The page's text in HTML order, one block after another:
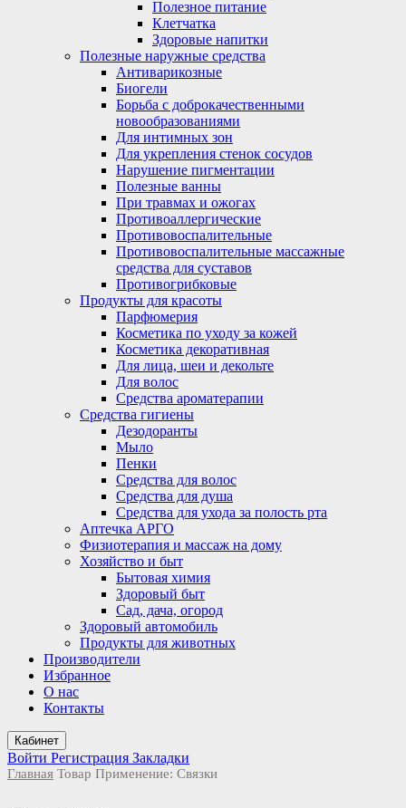
Полезное питание
Клетчатка
Здоровые напитки
Полезные наружные средства
Антиварикозные
Биогели
Борьба с доброкачественными
новообразованиями
Для интимных зон
Для укрепления стенок сосудов
Нарушение пигментации
Полезные ванны
При травмах и ожогах
Противоаллергические
Противовоспалительные
Противовоспалительные массажные
средства для суставов
Противогрибковые
Продукты для красоты
Парфюмерия
Косметика по уходу за кожей
Косметика декоративная
Для лица, шеи и декольте
Для волос
Средства ароматерапии
Средства гигиены
Дезодоранты
Мыло
Пенки
Средства для волос
Средства для душа
Средства для ухода за полость рта
Аптечка АРГО
Физиотерапия и массаж на дому
Хозяйство и быт
Бытовая химия
Здоровый быт
Сад, дача, огород
Здоровый автомобиль
Продукты для животных
Производители
Избранное
О нас
Контакты
Кабинет
Войти Регистрация Закладки
Главная Товар Применение: Связки